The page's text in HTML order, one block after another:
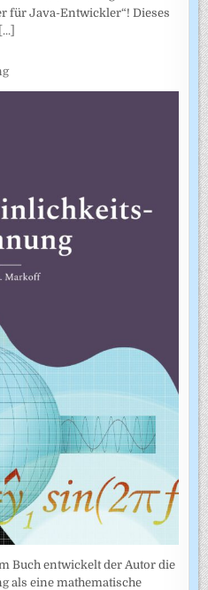
für Java-Entwickler“! Dieses
[...]
Buch entwickelt der Autor die
als eine mathematische